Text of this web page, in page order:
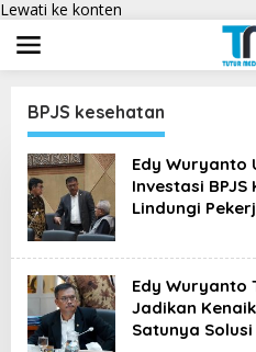
Lewati ke konten
BPJS kesehatan
Edy Wuryanto
Investasi
Lindungi
Edy Wuryanto
Jadikan
Satunya